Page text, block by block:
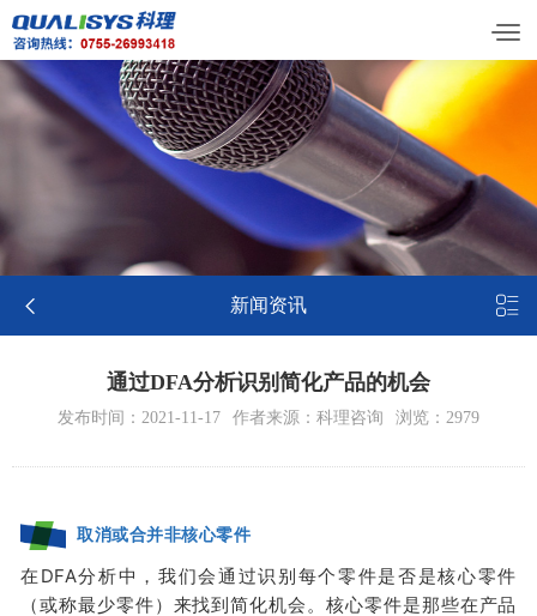
 新闻资讯 
通过DFA分析识别简化产品的机会
发布时间：2021-11-17 作者来源：科理咨询 浏览：2979
取消或合并非核心零件
在DFA分析中，我们会通过识别每个零件是否是核心零件
（或称最少零件）来找到简化机会。核心零件是那些在产品